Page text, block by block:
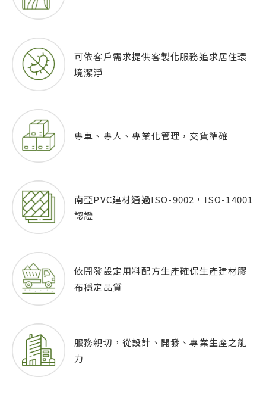
可依客戶需求提供客製化服務追求居住環
境潔淨
專車、專人、專業化管理，交貨準確
南亞PVC建材通過ISO-9002，ISO-14001
認證
依開發設定用料配方生產確保生產建材膠
布穩定品質
服務親切，從設計、開發、專業生產之能
力